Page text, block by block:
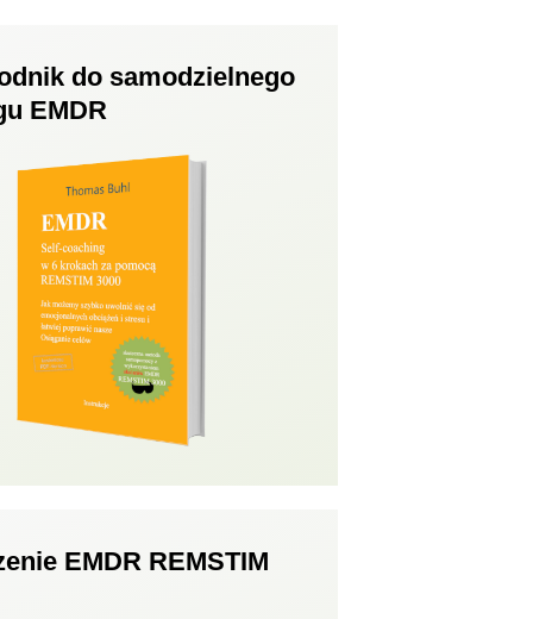
do samodzielnego
EMDR
EMDR REMSTIM